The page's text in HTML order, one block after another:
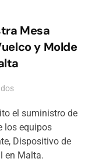
Mesa
y Molde
el suministro de
los equipos
Dispositivo de
en Malta.